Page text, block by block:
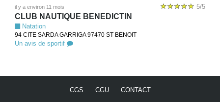
il y a environ 11 mois 5/5
CLUB NAUTIQUE BENEDICTIN
Natation
94 CITE SARDA GARRIGA 97470 ST BENOIT
Un avis de sportif
CGS CGU CONTACT